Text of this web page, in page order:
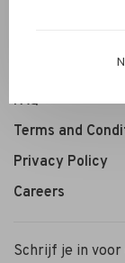
Personal
FAQ
Terms and
Privacy Policy
Careers
Schrijf je in voor